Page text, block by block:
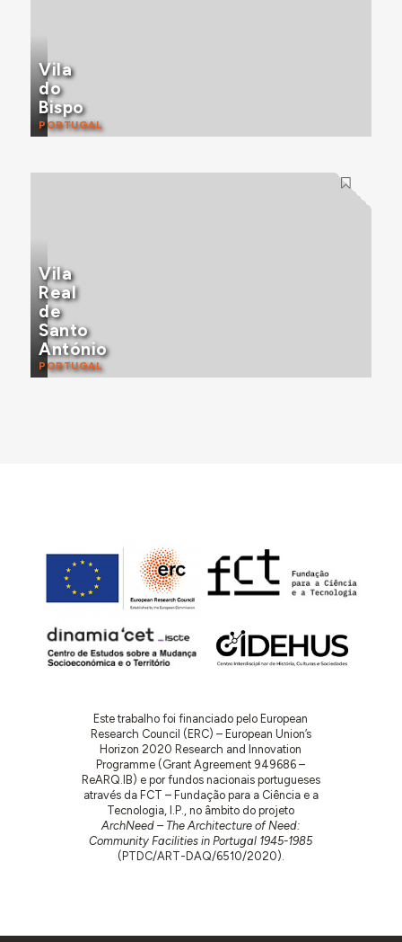
Vila
do
Bispo
PORTUGAL
Vila
Real
de
Santo
António
PORTUGAL
Este trabalho foi financiado pelo European
Research Council (ERC) – European Union’s
Horizon 2020 Research and Innovation
Programme (Grant Agreement 949686 –
ReARQ.IB) e por fundos nacionais portugueses
através da FCT – Fundação para a Ciência e a
Tecnologia, I.P., no âmbito do projeto
ArchNeed – The Architecture of Need:
Community Facilities in Portugal 1945-1985
(PTDC/ART-DAQ/6510/2020).